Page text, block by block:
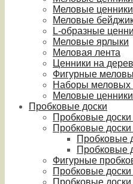
Меловые
Меловые
L-образные
Меловые ярлыки
Меловая лента
Ценники на
Фигурные
Наборы меловых
Меловые
Пробковые доски
Пробковые доски
Пробковые
Пробковые
Пробковые
Фигурные
Пробковые
Пробковые доски